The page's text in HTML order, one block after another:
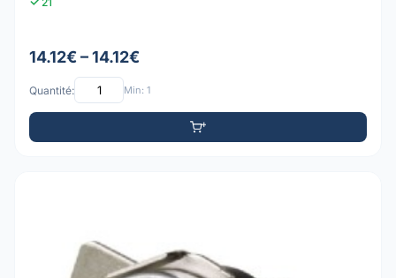
14.12€ – 14.12€
Quantité: Min: 1